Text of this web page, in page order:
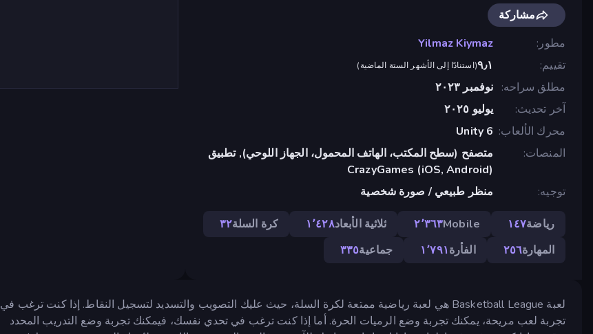
مشاركة
مطور
Yilmaz Kiymaz
تقييم
٩٫١(استنادًا إلى الأشهر الستة الماضية)
مطلق سراحه
نوفمبر ٢٠٢٣
آخر تحديث
يوليو ٢٠٢٥
محرك الألعاب Unity 6
المنصات
متصفح (سطح المكتب، الهاتف المحمول، الجهاز اللوحي), تطبيق
CrazyGames (iOS, Android)
توجيه
منظر طبيعي / صورة شخصية
رياضة١٤٧ Mobile٢٬٣٦٣ ثلاثية الأبعاد١٬٤٢٨ كرة السلة٣٢
المهارة٢٥٦ الفأرة١٬٧٩١ جماعية٣٣٥
لعبة Basketball League هي لعبة رياضية ممتعة لكرة السلة، حيث عليك التصويب والتسديد لتسجيل النقاط. إذا كنت ترغب في
تجربة لعب مريحة، يمكنك تجربة وضع الرميات الحرة. أما إذا كنت ترغب في تحدي نفسك، فيمكنك تجربة وضع التدريب المحدد